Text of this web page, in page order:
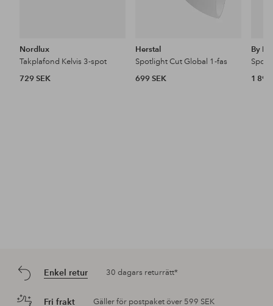
Nordlux
Takplafond Kelvis 3-spot
729 SEK
Herstal
Spotlight Cut Global 1-fas
699 SEK
By
1 895
Enkel retur 30 dagars returrätt*
Fri frakt Gäller för postpaket över 599 SEK